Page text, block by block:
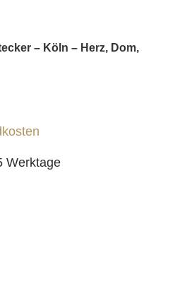
– Köln – Herz, Dom,
Werktage